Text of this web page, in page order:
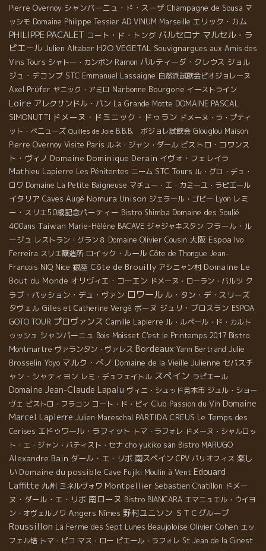
Pierre Overnoy シャンパーニュ・ド・スーザ Champagne de Sousa マ
ッシモ Domaine Philippe Tessier AD VINUM Marseille エリック・カム
PHILIPPE PACALET コート・ド・トング バルセロナ マルセル・ラ
ピエ－ル Julien Altaber H2O VEGETAL Souvignargues aux Amis des
Vins Tours シャトー・カンボン Ramon パルティーダ・クレウス ジョル
ジュ・デコンブ STC Emmanuel Lassaigne 自然派試飲会ビオジョレーヌ
Axel Prϋfer ヤニック・アミロ Narbonne Bourgone イーストライン
Loire アレクサンドル・バン La Grande Motte DOMAINE PASCAL
SIMONUTTI ドメーヌ・ドミニック・ドゥラン ドメーヌ・ラ・プティ
ット・べニューズ Quilles de Joie B.B.B. ボジョレ試飲会 Glouglou Maison
Pierre Overnoy Visite Paris ルネ・ジャン・ダール ビストロ・コワンス
ト・ヴィノ Domaine Dominique Derain イヴォ・フェレイラ
Mathieu Lapierre Les Pénitentes ニーム STC Tours ル・グロ・デュ・
ロワ Domaine La Petite Baigneuse マチュー・エ・カミーユ・ラピエール
イタリア Caves Augé Nomura Unison ジェラール・ゴビー Lyon レミ
ー・スリエ50歳記念パーティー Bistro Shimba Domaine des Soulié
400ans Taiwan Marie-Hélène BACAVE ジャジャキスタン フラール・ル
ージュ レストラン・グラン８ Domaine Olivier Cousin 大阪 Espoa Ivo
Ferreira スリエ醸造所 ロイック・ルール Côte de Thongue Jean-
Francois NIQ Nice 銀座 Côte de Brouilly アシニャン村 Domaine Le
Bout du Monde オリヴィエ・コーエン ドメーヌ・ローラン・バルツ ク
ラブ・パッション・デュ・ヴァン ロワール ル・タン・デ・スリーズ
タヴェル Gilles et Catherine Vergé ボーヌ ジュリ・ブロスラン ESPOA
GOTO TOUR プロヴァンス Camille Lapierre ル・ルペール・ド・カルト
ゥッシュ シャンパーニュ Bois Moisset C'est le Printemps 2017 Bistro
Montmartre ヴァランタン・ヴァレス Bordeaux Yann Bertrand Julie
Brosselin Yoyo マルク・ぺノ Domaine de la Vieille Julienne セバスチ
ャン・シャティヨン レミ・デュフェイトル スペイン ラピエール
Domaine Jean-Claude Lapalu ヴィニ・シュッド見本市 ジュル・ショー
ヴェ ビストロ・フラコン コート・ド・ピィ Club Passion du Vin Domaine
Marcel Lapierre Julien Mareschal PARTIDA CREUS Le Temps des
Cerises エドゥワール・ラフィット トマ・ラフォレ ドメーヌ・シャルロッ
ト・エ・ジャン・バティスト・セナ cho yukiko san Bistro MARUGO
Alexandre Bain ダール・エ・リボ 南スペイン CPV パリオフィス 楽し
い Domaine du possible Cave Fujiki Moulin à Vent Edouard
Laffitte 九州 ミネルヴォワ Montpellier Sebastien Chatillon ドメー
ヌ・ダール・エ・リボ 南ローヌ Bistro BIANCARA エマニュエル・ウイヨ
ン・オヴェルノワ Angers Nîmes 野村ユニソン ＳＴＣグループ
Roussillon La Ferme des Sept Lunes Beaujoloise Olivier Cohen エッ
フェル塔 トマ・ピコ マス・ロー ピエール・ラフォレ St Jean de la Ginest